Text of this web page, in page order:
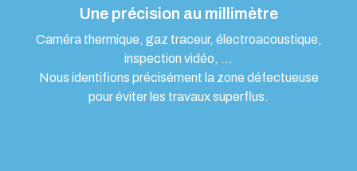
Une précision au millimètre
Caméra thermique, gaz traceur, électroacoustique,
inspection vidéo, …
Nous identifions précisément la zone défectueuse
pour éviter les travaux superflus.